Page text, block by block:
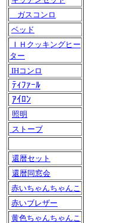
ガスコンロ
ベッド
ＩＨクッキングヒー
ター
IHコンロ
ﾃｨﾌｧｰﾙ
ｱｲﾛﾝ
照明
ストーブ
還暦セット
還暦同窓会
赤いちゃんちゃんこ
赤いブレザー
黄色ちゃんちゃんこ